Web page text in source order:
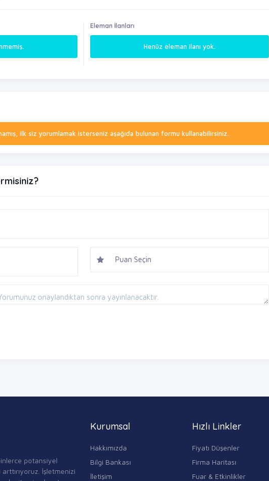
Eleman İlanları
Henüz eleman ilanı yok.
ilk siz yorumlamak isterseniz aşağıda bulunan formu kullanabilirsiniz.
potansiyel
İşletmenizi
Kurumsal
Hakkımızda
Bilgi Bankası
İletişim
Hızlı Linkler
Fiyatı Düşenler
Firma Haritası
Fuar & Etkinlikler